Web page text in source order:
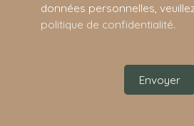
données personnelles,
politique de confidentialité.
Envoyer